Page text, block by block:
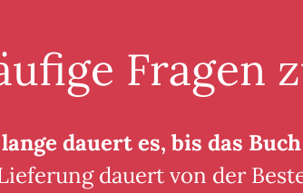
Fragen
dauert es, bis das
dauert von der